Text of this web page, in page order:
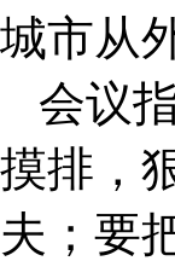
城市从
会议
摸排，
夫；要